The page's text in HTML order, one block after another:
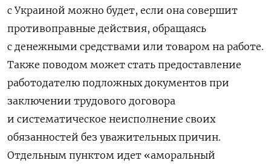
с Украиной можно будет, если она совершит
противоправные действия, обращаясь
с денежными средствами или товаром на работе.
Также поводом может стать предоставление
работодателю подложных документов при
заключении трудового договора
и систематическое неисполнение своих
обязанностей без уважительных причин.
Отдельным пунктом идет «аморальный